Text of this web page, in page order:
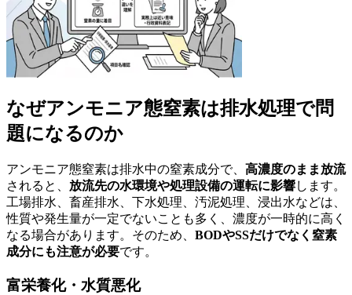
なぜアンモニア態窒素は排水処理で問
題になるのか
アンモニア態窒素は排水中の窒素成分で、 高濃度のまま放流
されると、 放流先の水環境や処理設備の運転に影響します。
工場排水、畜産排水、下水処理、汚泥処理、浸出水などは、
性質や発生量が一定でないことも多く、濃度が一時的に高く
なる場合があります。そのため、 BODやSSだけでなく窒素
成分にも注意が必要です。
富栄養化・水質悪化